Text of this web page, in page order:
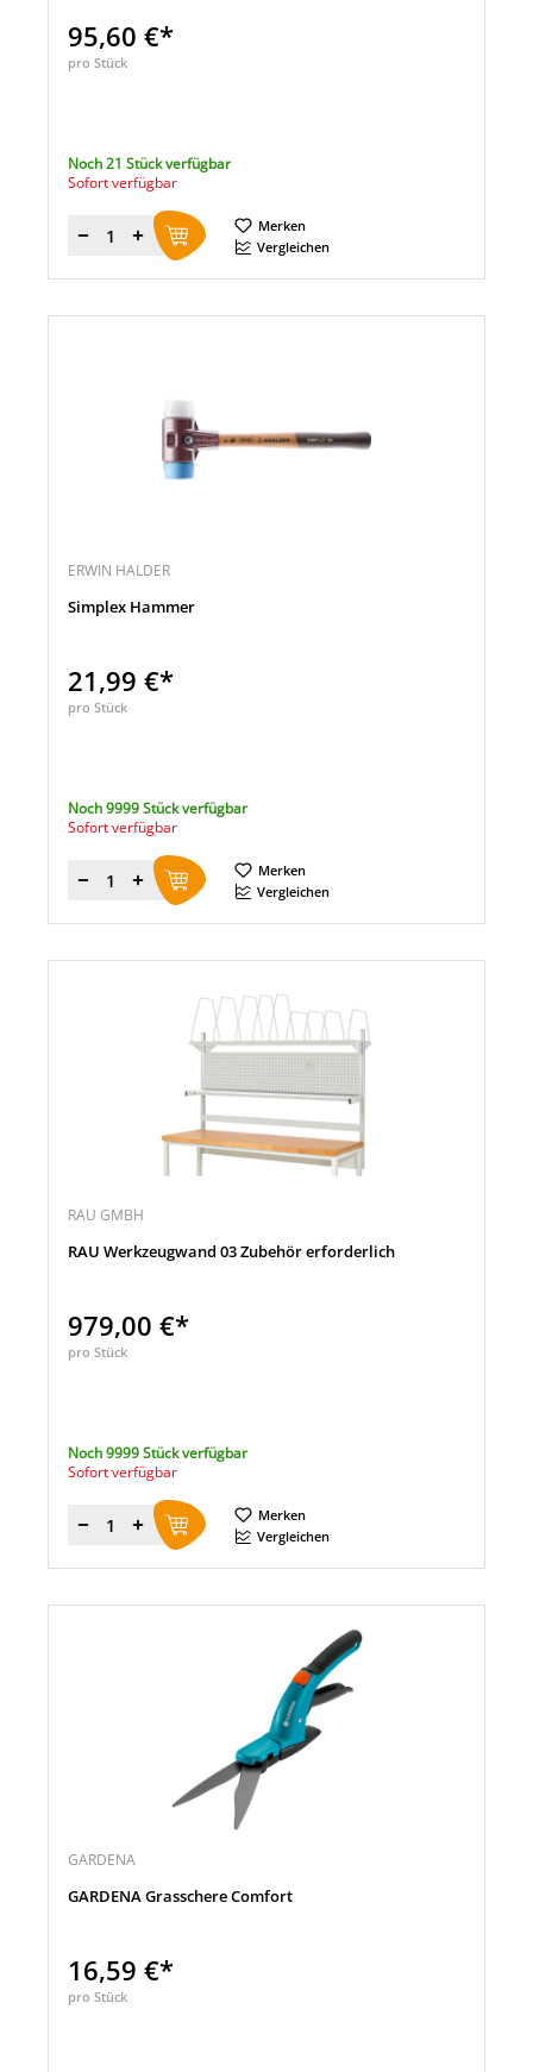
95,60 €*
pro Stück
Noch 21 Stück verfügbar
Sofort verfügbar
Menge
Merken
Vergleichen
ERWIN HALDER
Simplex Hammer
21,99 €*
pro Stück
Noch 9999 Stück verfügbar
Sofort verfügbar
Menge
Merken
Vergleichen
RAU GMBH
RAU Werkzeugwand 03 Zubehör erforderlich
979,00 €*
pro Stück
Noch 9999 Stück verfügbar
Sofort verfügbar
Menge
Merken
Vergleichen
GARDENA
GARDENA Grasschere Comfort
16,59 €*
pro Stück